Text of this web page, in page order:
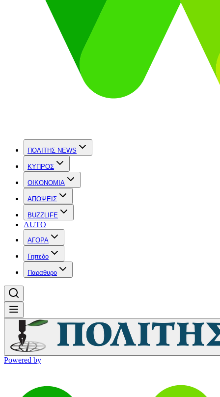
ΠΟΛΙΤΗΣ NEWS
ΚΥΠΡΟΣ
OIKONOMIA
ΑΠΟΨΕΙΣ
BUZZLIFE
AUTO
ΑΓΟΡΑ
Γηπεδο
Παραθυρο
Powered by